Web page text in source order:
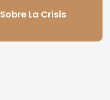
La Crisis